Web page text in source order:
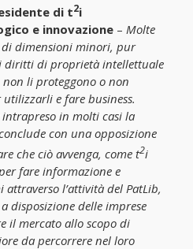
di t2i
e innovazione– Molte
dimensioni minori, pur
diritti di proprietà intellettuale
li proteggono o non
e fare business.
in molti casi la
con una opposizione
che ciò avvenga, come t2i
fare informazione e
l’attività del PatLib,
disposizione delle imprese
il mercato allo scopo di
da percorrere nel loro